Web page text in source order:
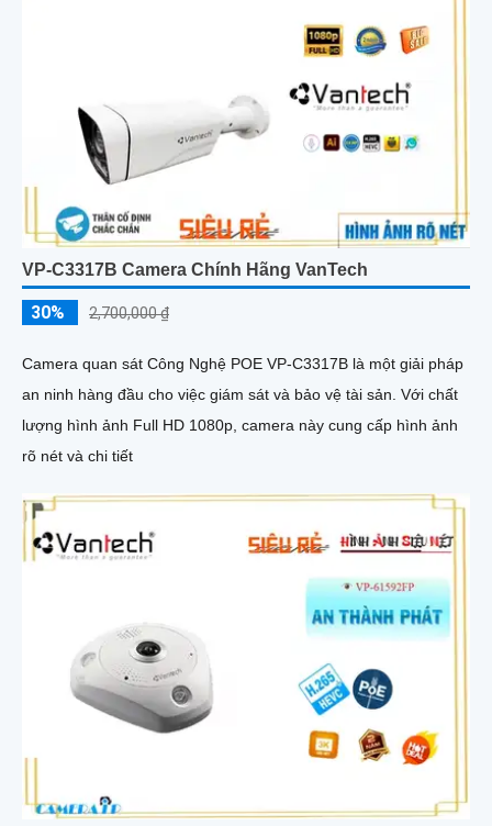
VP-C3317B Camera Chính Hãng VanTech
30% 2,700,000 ₫
Camera quan sát Công Nghệ POE VP-C3317B là một giải pháp
an ninh hàng đầu cho việc giám sát và bảo vệ tài sản. Với chất
lượng hình ảnh Full HD 1080p, camera này cung cấp hình ảnh
rõ nét và chi tiết